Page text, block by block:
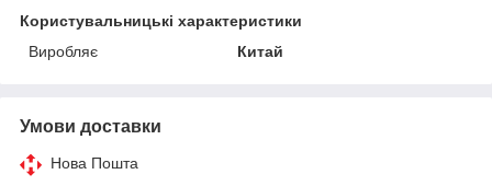
Користувальницькі характеристики
Виробляє
Китай
Умови доставки
Нова Пошта